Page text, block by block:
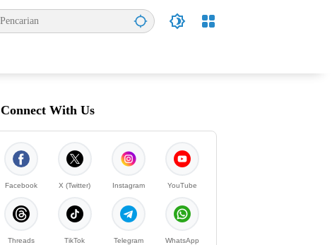
Connect With Us
Facebook X (Twitter) Instagram YouTube
Threads TikTok Telegram WhatsApp